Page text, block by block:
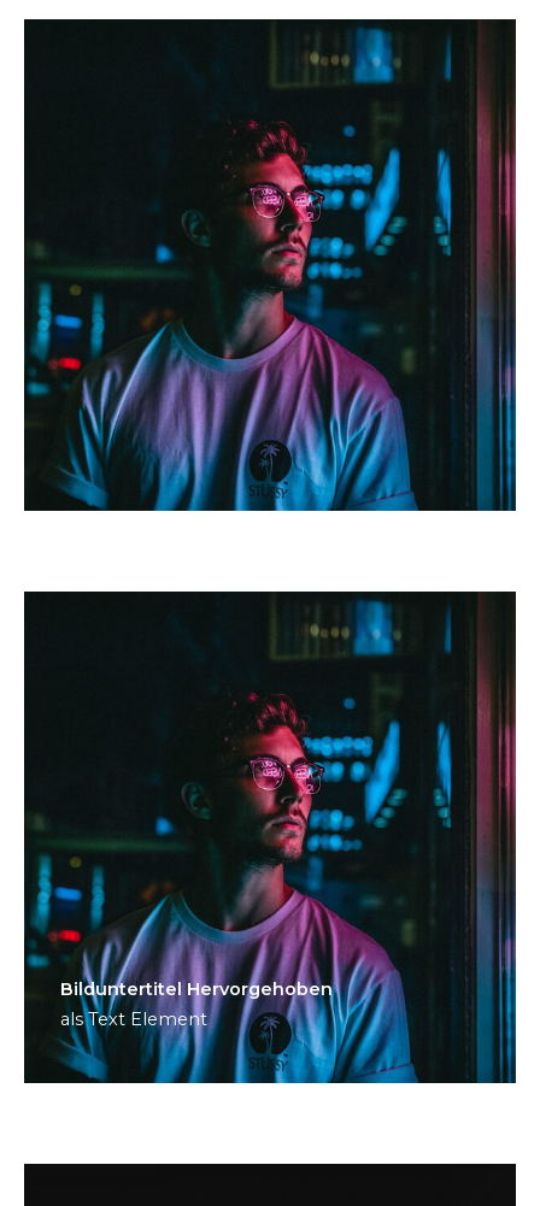
Bild­unter­titel Hervorgehoben
als Text Element